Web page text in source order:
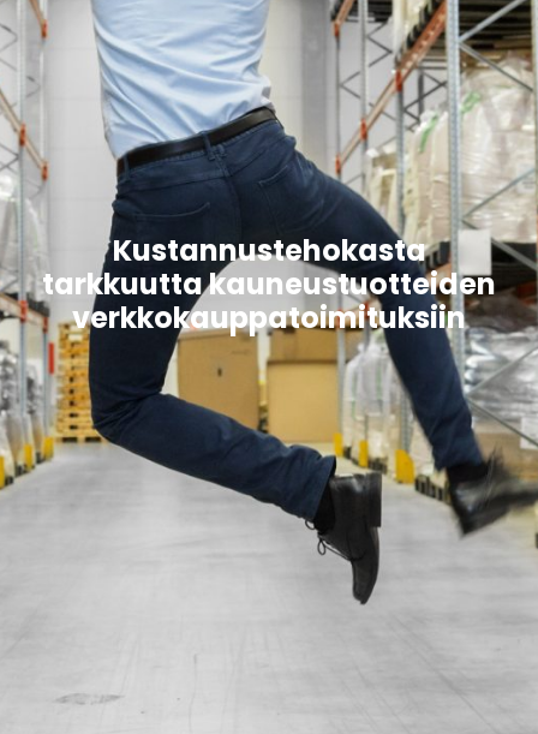
Kustannustehokasta
tarkkuutta kauneustuotteiden
verkkokauppatoimituksiin